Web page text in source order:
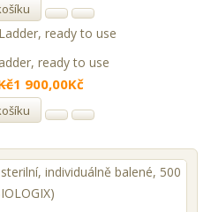
ready to use
1 900,00Kč